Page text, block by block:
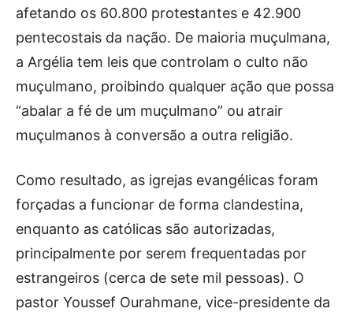
afetando os 60.800 protestantes e 42.900
pentecostais da nação. De maioria muçulmana,
a Argélia tem leis que controlam o culto não
muçulmano, proibindo qualquer ação que possa
“abalar a fé de um muçulmano” ou atrair
muçulmanos à conversão a outra religião.
Como resultado, as igrejas evangélicas foram
forçadas a funcionar de forma clandestina,
enquanto as católicas são autorizadas,
principalmente por serem frequentadas por
estrangeiros (cerca de sete mil pessoas). O
pastor Youssef Ourahmane, vice-presidente da